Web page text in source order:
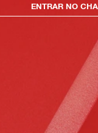
ENTRAR NO